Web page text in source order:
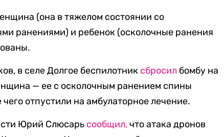
(она в тяжелом состоянии со
ранениями) и ребенок (осколочные ранения
в селе Долгое беспилотник сбросил бомбу на
— ее с осколочным ранением спины
отпустили на амбулаторное лечение.
Юрий Слюсарь сообщил,что атака дронов